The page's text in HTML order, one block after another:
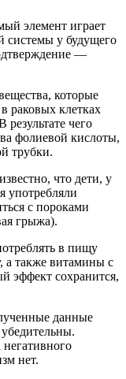
элемент играет
системы у будущего
—
которые
раковых клетках
чего
фолиевой кислоты,
трубки.
что дети, у
употребляли
с пороками
грыжа).
в пищу
а также витамины с
эффект сохранится,
данные
убедительны.
негативного
нет.